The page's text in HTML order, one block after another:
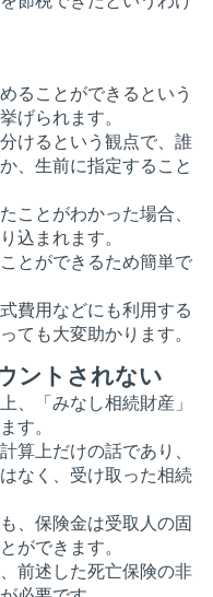
ることができるという
げられます。
けるという観点で、誰
、生前に指定すること
ことがわかった場合、
込まれます。
とができるため簡単で
費用などにも利用する
ても大変助かります。
ントされない
、「みなし相続財産」
す。
算上だけの話であり、
なく、受け取った相続
、保険金は受取人の固
ができます。
前述した死亡保険の非